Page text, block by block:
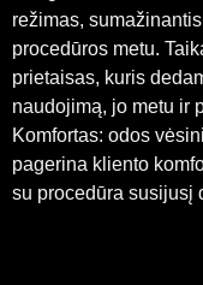
režimas,
procedūros metu.
prietaisas, kuris
naudojimą, jo metu ir
Komfortas: odos
pagerina kliento
su procedūra susijusį